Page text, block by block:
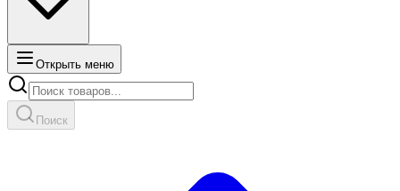
Открыть меню
Поиск